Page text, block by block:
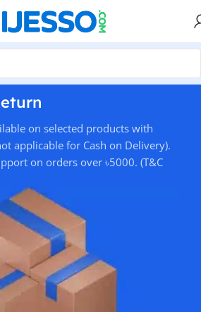
on selected products with
applicable for Cash on Delivery).
on orders over ৳5000. (T&C